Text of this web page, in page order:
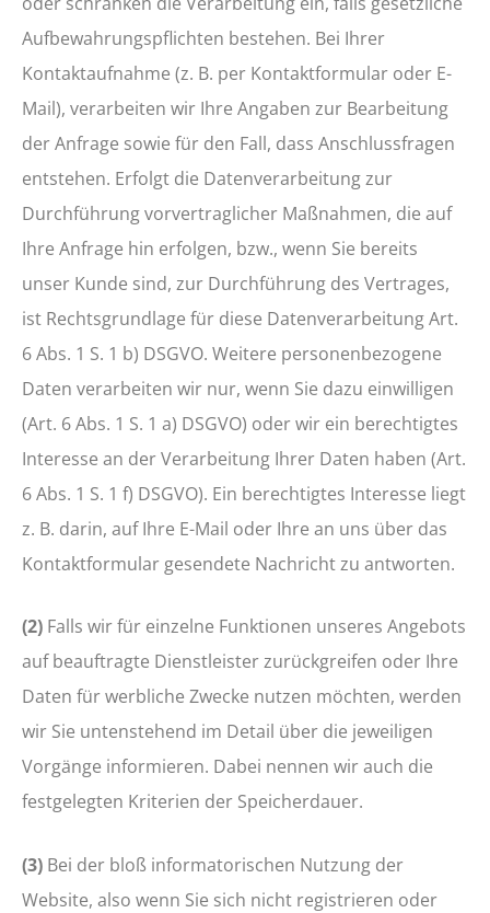
Aufbewahrungspflichten bestehen. Bei Ihrer
Kontaktaufnahme (z. B. per Kontaktformular oder E-
Mail), verarbeiten wir Ihre Angaben zur Bearbeitung
der Anfrage sowie für den Fall, dass Anschlussfragen
entstehen. Erfolgt die Datenverarbeitung zur
Durchführung vorvertraglicher Maßnahmen, die auf
Ihre Anfrage hin erfolgen, bzw., wenn Sie bereits
unser Kunde sind, zur Durchführung des Vertrages,
ist Rechtsgrundlage für diese Datenverarbeitung Art.
6 Abs. 1 S. 1 b) DSGVO. Weitere personenbezogene
Daten verarbeiten wir nur, wenn Sie dazu einwilligen
(Art. 6 Abs. 1 S. 1 a) DSGVO) oder wir ein berechtigtes
Interesse an der Verarbeitung Ihrer Daten haben (Art.
6 Abs. 1 S. 1 f) DSGVO). Ein berechtigtes Interesse liegt
z. B. darin, auf Ihre E-Mail oder Ihre an uns über das
Kontaktformular gesendete Nachricht zu antworten.
(2) Falls wir für einzelne Funktionen unseres Angebots
auf beauftragte Dienstleister zurückgreifen oder Ihre
Daten für werbliche Zwecke nutzen möchten, werden
wir Sie untenstehend im Detail über die jeweiligen
Vorgänge informieren. Dabei nennen wir auch die
festgelegten Kriterien der Speicherdauer.
(3) Bei der bloß informatorischen Nutzung der
Website, also wenn Sie sich nicht registrieren oder